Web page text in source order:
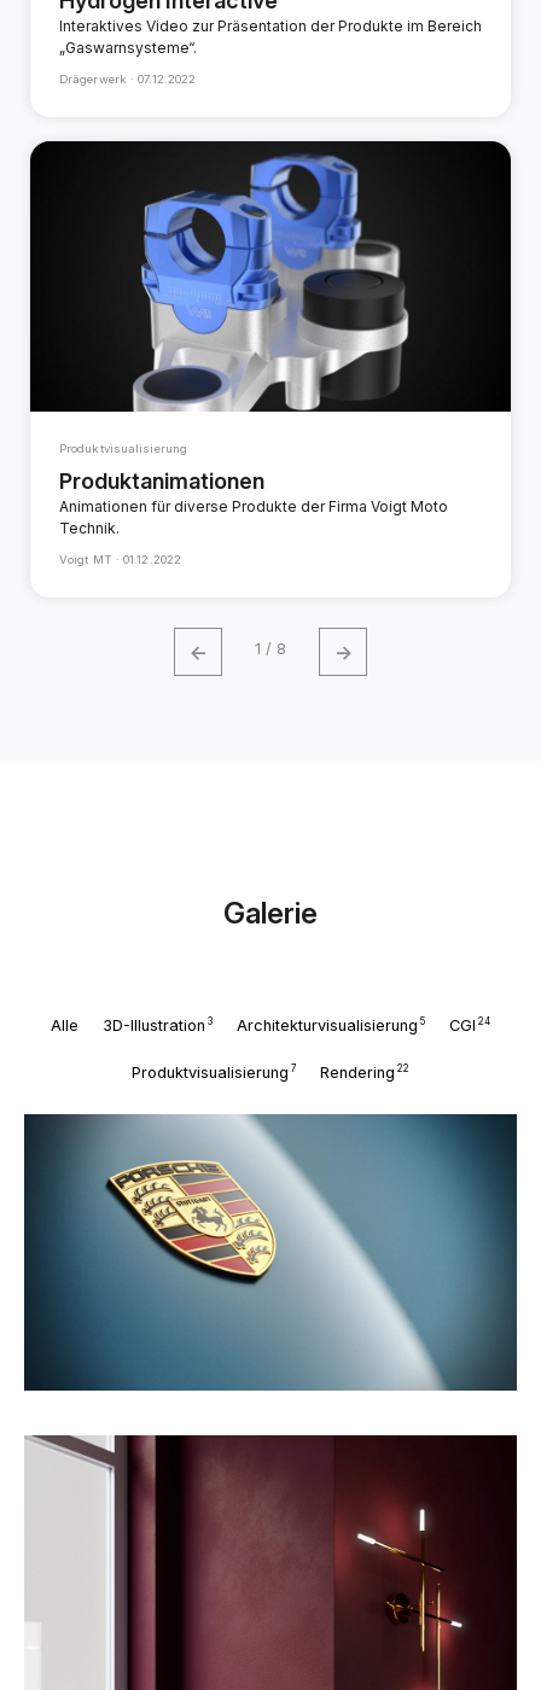
Interaktives Video zur Präsentation der Produkte im Bereich
„Gaswarnsysteme“.
Drägerwerk ·07.12.2022
Produktvisualisierung
Produktanimationen
Animationen für diverse Produkte der Firma Voigt Moto
Technik.
Voigt MT ·01.12.2022
← 1 / 8 →
Galerie
Alle 3D-Illustration 3 Architekturvisualisierung 5 CGI 24
Produktvisualisierung 7 Rendering 22